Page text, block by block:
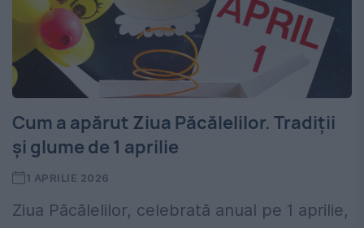
Cum a apărut Ziua Păcălelilor. Tradiții
și glume de 1 aprilie
1 APRILIE 2026
Ziua Păcălelilor, celebrată anual pe 1 aprilie,